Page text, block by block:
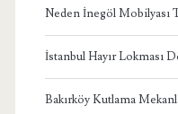
Neden İnegöl Mobilyası
İstanbul Hayır Lokması
Bakırköy Kutlama